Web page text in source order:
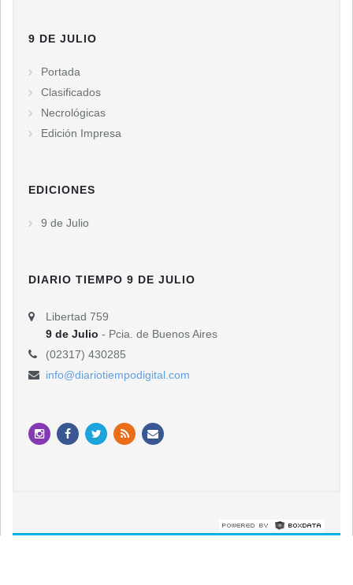
9 DE JULIO
Portada
Clasificados
Necrológicas
Edición Impresa
EDICIONES
9 de Julio
DIARIO TIEMPO 9 DE JULIO
Libertad 759
9 de Julio - Pcia. de Buenos Aires
(02317) 430285
info@diariotiempodigital.com